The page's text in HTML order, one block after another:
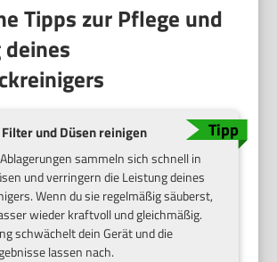
Tipps zur Pflege und
und Düsen reinigen
sammeln sich schnell in
und verringern die Leistung deines
Wenn du sie regelmäßig säuberst,
wieder kraftvoll und gleichmäßig.
schwächelt dein Gerät und die
lassen nach.